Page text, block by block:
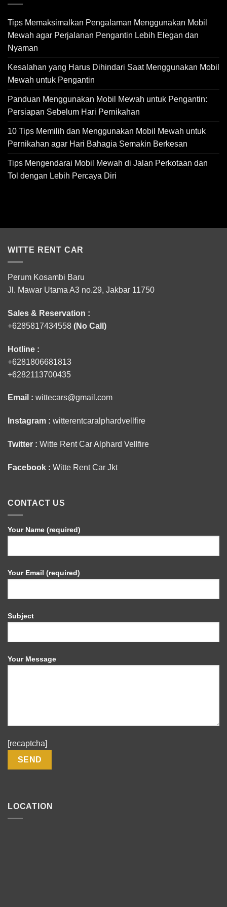
Tips Memaksimalkan Pengalaman Menggunakan Mobil
Mewah agar Perjalanan Pengantin Lebih Elegan dan
Nyaman
Kesalahan yang Harus Dihindari Saat Menggunakan Mobil
Mewah untuk Pengantin
Panduan Menggunakan Mobil Mewah untuk Pengantin:
Persiapan Sebelum Hari Pernikahan
10 Tips Memilih dan Menggunakan Mobil Mewah untuk
Pernikahan agar Hari Bahagia Semakin Berkesan
Tips Mengendarai Mobil Mewah di Jalan Perkotaan dan
Tol dengan Lebih Percaya Diri
WITTE RENT CAR
Perum Kosambi Baru
Jl. Mawar Utama A3 no.29, Jakbar 11750
Sales & Reservation :
+6285817434558 (No Call)
Hotline :
+6281806681813
+6282113700435
Email : wittecars@gmail.com
Instagram : witterentcaralphardvellfire
Twitter : Witte Rent Car Alphard Vellfire
Facebook : Witte Rent Car Jkt
CONTACT US
Your Name (required)
Your Email (required)
Subject
Your Message
[recaptcha]
LOCATION